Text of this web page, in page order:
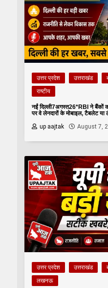
उत्तर प्रदेश उत्तराखंड
राष्टीय
नईं दिल्ली7अगस्त26*RBI ने बैंकों
पर वे लेनदारों के मोबाइल, टैबलेट
up aajtak
August 7,
उत्तर प्रदेश उत्तराखंड
लखनऊ